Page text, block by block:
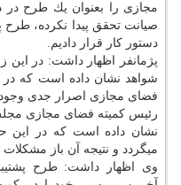
مجازی را بعنوان یك طرح در
صیانت تحقق پیدا نكرده، طرح
دستور كار قرار دادیم.
پژمانفر اظهار داشت: در این
شواهد نشان داده است كه در
فضای مجازی اصرار جدی وجود
رئیس كمیته فضای مجازی
نشان داده است كه در این
میگردد و نتیجه آن باز
وی اظهار داشت: طرح